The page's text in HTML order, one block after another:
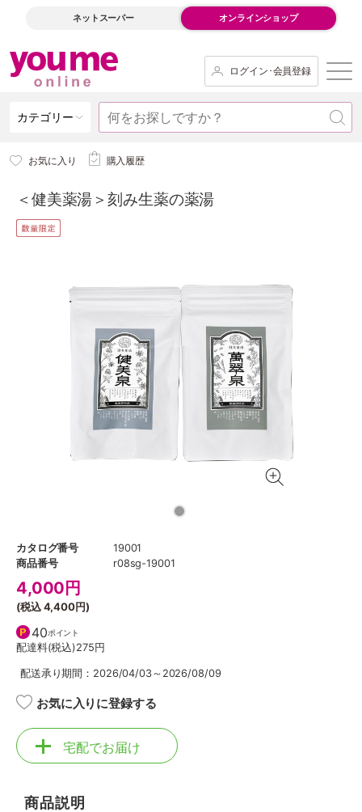
ネットスーパー オンラインショップ
ログイン･会員登録
カテゴリー
お気に入り 購入履歴
＜健美薬湯＞刻み生薬の薬湯
カタログ番号
19001
商品番号
r08sg-19001
4,000 円
(税込4,400円)
40ポイント
配達料(税込)275円
配送承り期間：2026/04/03～2026/08/09
お気に入りに登録する
宅配でお届け
商品説明